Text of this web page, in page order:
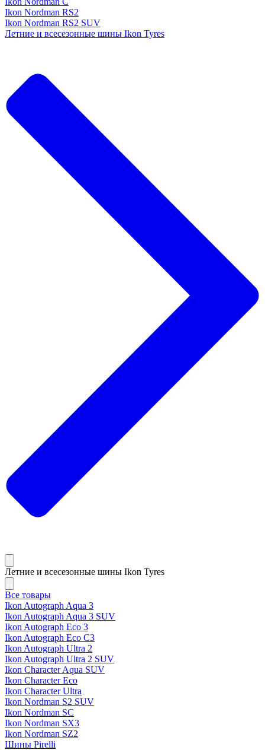
Ikon Nordman RS2
Ikon Nordman RS2 SUV
Летние и всесезонные шины Ikon Tyres
Летние и всесезонные шины Ikon Tyres
Все товары
Ikon Autograph Aqua 3
Ikon Autograph Aqua 3 SUV
Ikon Autograph Eco 3
Ikon Autograph Eco C3
Ikon Autograph Ultra 2
Ikon Autograph Ultra 2 SUV
Ikon Character Aqua SUV
Ikon Character Eco
Ikon Character Ultra
Ikon Nordman S2 SUV
Ikon Nordman SC
Ikon Nordman SX3
Ikon Nordman SZ2
Шины Pirelli